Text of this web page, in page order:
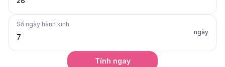
Số ngày hành kinh
ngày
Tính ngay